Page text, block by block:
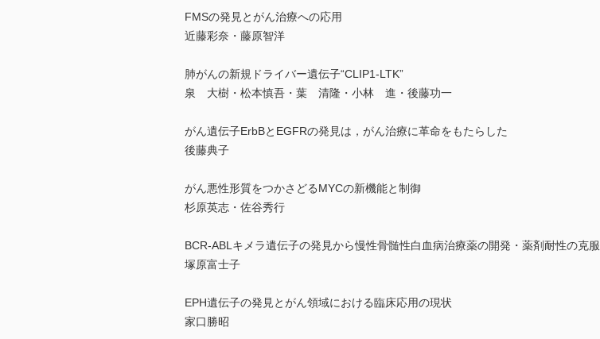
FMSの発見とがん治療への応用
近藤彩奈・藤原智洋
肺がんの新規ドライバー遺伝子“CLIP1-LTK”
泉 大樹・松本慎吾・葉 清隆・小林 進・後藤功一
がん遺伝子ErbBとEGFRの発見は，がん治療に革命をもたらした
後藤典子
がん悪性形質をつかさどるMYCの新機能と制御
杉原英志・佐谷秀行
BCR-ABLキメラ遺伝子の発見から慢性骨髄性白血病治療薬の開発・薬剤耐性の克服
塚原富士子
EPH遺伝子の発見とがん領域における臨床応用の現状
家口勝昭